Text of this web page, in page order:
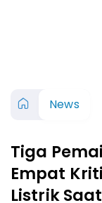
News
Tiga
Empat
Listrik